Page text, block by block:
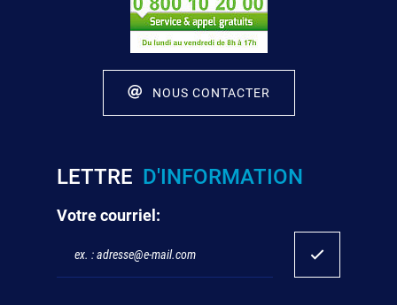
NOUS CONTACTER
LETTRE D'INFORMATION
Votre courriel: